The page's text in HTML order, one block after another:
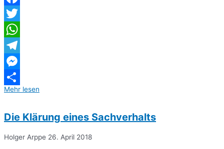
Facebook
Twitter
WhatsApp
Telegram
Messenger
Teilen
Mehr lesen
Die Klärung eines Sachverhalts
Holger Arppe 26. April 2018